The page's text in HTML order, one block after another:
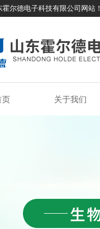
尔德电子科技有限公司网站！
页 关于我们